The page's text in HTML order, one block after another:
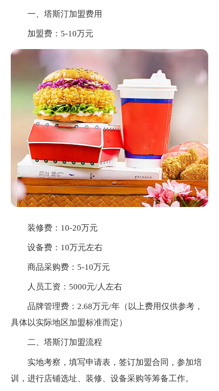
一、塔斯汀加盟费用
加盟费：5-10万元
装修费：10-20万元
设备费：10万元左右
商品采购费：5-10万元
人员工资：5000元/人左右
品牌管理费：2.68万元/年（以上费用仅供参考，
具体以实际地区加盟标准而定）
二、塔斯汀加盟流程
实地考察，填写申请表，签订加盟合同，参加培
训，进行店铺选址、装修、设备采购等筹备工作。